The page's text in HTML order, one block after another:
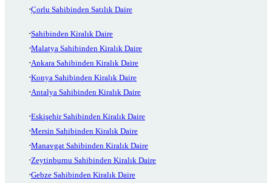
Çorlu Sahibinden Satılık Daire
Sahibinden Kiralık Daire
Malatya Sahibinden Kiralık Daire
Ankara Sahibinden Kiralık Daire
Konya Sahibinden Kiralık Daire
Antalya Sahibinden Kiralık Daire
Eskişehir Sahibinden Kiralık Daire
Mersin Sahibinden Kiralık Daire
Manavgat Sahibinden Kiralık Daire
Zeytinburnu Sahibinden Kiralık Daire
Gebze Sahibinden Kiralık Daire